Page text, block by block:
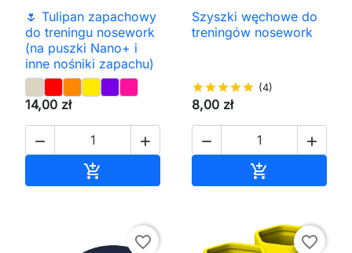
🌷 Tulipan zapachowy
do treningu nosework
(na puszki Nano+ i
inne nośniki zapachu)
14,00 zł
 

Szyszki węchowe do
treningów nosework
starstarstarstarstar (4)
8,00 zł
 

favorite_border favorite_border